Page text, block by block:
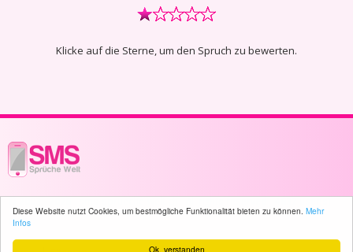
Ok, verstanden
Diese Website nutzt Cookies, um bestmögliche Funktionalität bieten zu können. Mehr
Infos
Klicke auf die Sterne, um den Spruch zu bewerten.
© 2003 - 2026 -sms-sprueche-welt.ch- All rights reserved -4637 user(s)
online